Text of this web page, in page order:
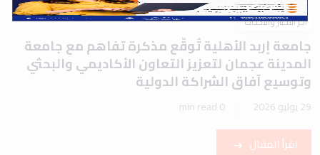
آخر الأخبار والأحداث
جامعة إربد الأهلية تُوقّع مذكرة تفاهم مع جامعة
المدينة عجمان لتعزيز التعاون الأكاديمي والبحثي
وتوسيع آفاق الشراكة الدولية
29 يوليو 2026 0 min read
اقرأ المقال